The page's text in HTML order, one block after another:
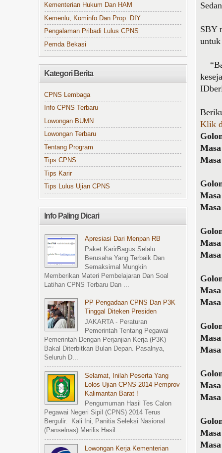
SBY
Klik
Kementerian Hukum Dan HAM
Kemenlu, Kominfo Dan Prop. DIY
Pengalaman Pribadi Lulus CPNS
Pemda Bekasi
Kategori Berita
CPNS Lembaga
Info CPNS Terbaru
Lowongan BUMN
Lowongan Terbaru
Tentang Program
Tips CPNS
Tips Karir
Tips Lulus Ujian CPNS
Info Paling Dicari
Apresiasi Dari Menpan RB
Paket KarirBagus Selalu
Berusaha Yang Terbaik Dan
Semaksimal Mungkin
Memberikan Materi Pembelajaran Dan Soal
Latihan CPNS Terbaru Dan ...
PP Pengadaan CPNS Dan P3K
Tinggal Diteken Presiden
JAKARTA - Peraturan
Pemerintah Tentang Pegawai
Pemerintah Dengan Perjanjian Kerja (P3K)
Bakal Diterbitkan Bulan Depan. Pasalnya,
Seluruh D...
Selamat, Inilah Peserta Yang
Lolos Ujian CPNS 2014 Pemprov
Kalimantan Barat !
Pengumuman Hasil Tes Calon
Pegawai Negeri Sipil (CPNS) 2014 Terus
Bergulir. Kali Ini, Panitia Seleksi Nasional
(Panselnas) Merilis Hasil...
Lowongan Kerja Kementerian